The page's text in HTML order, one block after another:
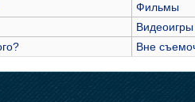
Фильмы
Видеоигры
Вне